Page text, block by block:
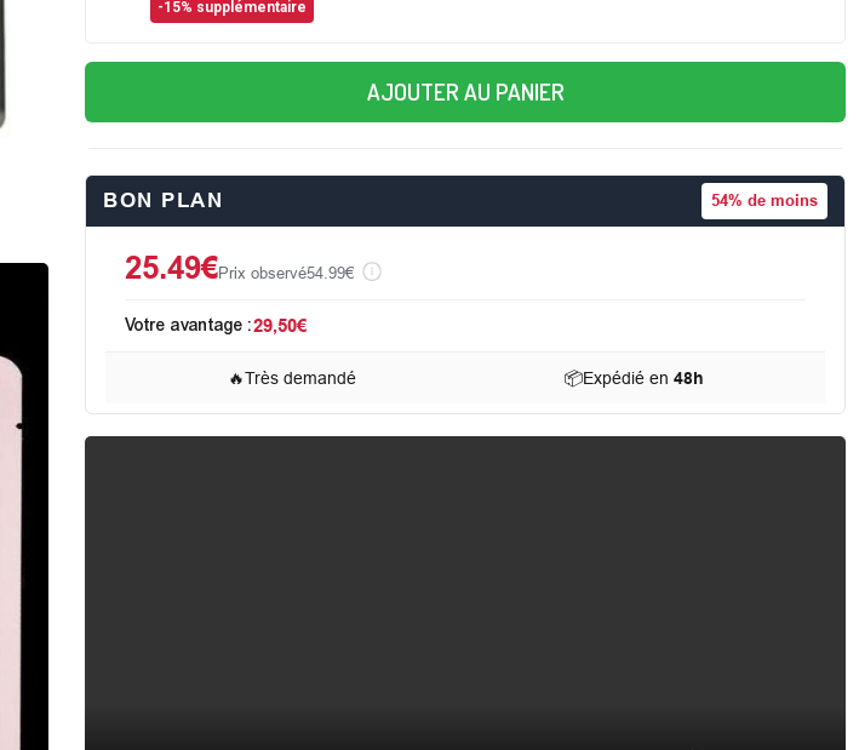
-15% supplémentaire
AJOUTER AU PANIER
BON PLAN 54% de moins
25.49€Prix observé54.99€
Votre avantage :29,50€
🔥Très demandé 📦Expédié en48h